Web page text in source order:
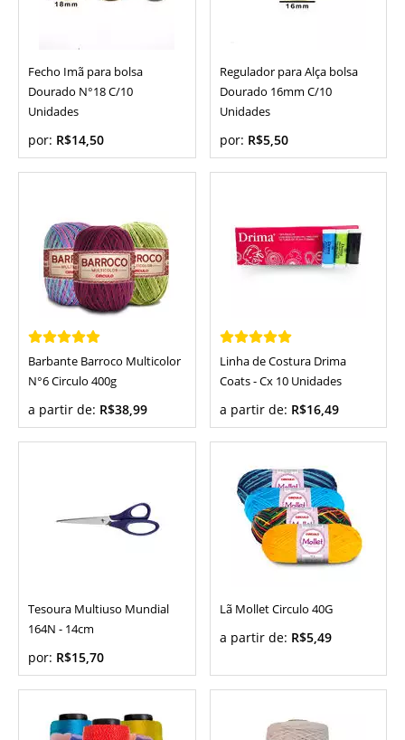
Fecho Imã para bolsa
Dourado N°18 C/10
Unidades
por: R$14,50
Regulador para Alça bolsa
Dourado 16mm C/10
Unidades
por: R$5,50
Barbante Barroco Multicolor
N°6 Circulo 400g
a partir de: R$38,99
Linha de Costura Drima
Coats - Cx 10 Unidades
a partir de: R$16,49
Tesoura Multiuso Mundial
164N - 14cm
por: R$15,70
Lã Mollet Circulo 40G
a partir de: R$5,49